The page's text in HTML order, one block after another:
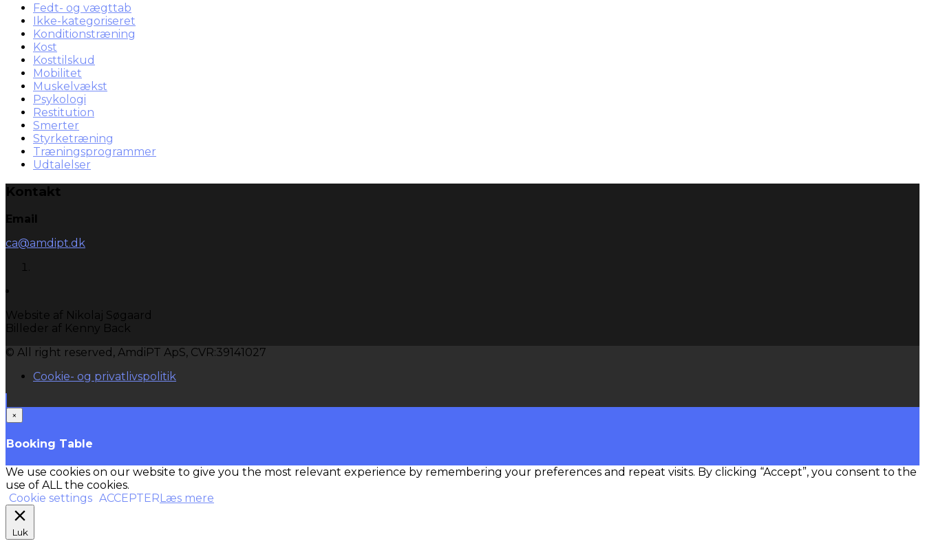
Fedt- og vægttab
Ikke-kategoriseret
Konditionstræning
Kost
Kosttilskud
Mobilitet
Muskelvækst
Psykologi
Restitution
Smerter
Styrketræning
Træningsprogrammer
Udtalelser
Kontakt
Email
ca@amdipt.dk
Website af Nikolaj Søgaard
Billeder af Kenny Back
© All right reserved, AmdiPT ApS, CVR:39141027
Cookie- og privatlivspolitik
×
Booking Table
We use cookies on our website to give you the most relevant experience by remembering your preferences and repeat visits. By clicking “Accept”, you consent to the
use of ALL the cookies.
Cookie settings ACCEPTER Læs mere
Luk